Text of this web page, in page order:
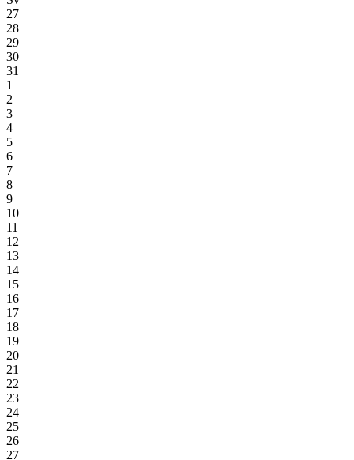
27
28
29
30
31
1
2
3
4
5
6
7
8
9
10
11
12
13
14
15
16
17
18
19
20
21
22
23
24
25
26
27